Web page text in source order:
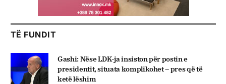
TË FUNDIT
Gashi: Nëse LDK-ja insiston për postin e
presidentit, situata komplikohet – pres që të
ketë lëshim